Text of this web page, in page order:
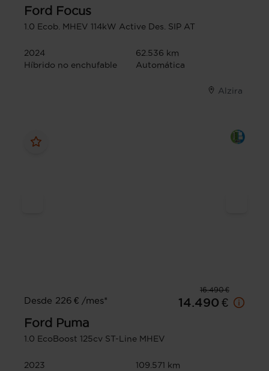
Ford Focus
1.0 Ecob. MHEV 114kW Active Des. SIP AT
2024
62.536 km
Híbrido no enchufable
Automática
Alzira
16.490 €
Desde 226 € /mes*
14.490 €
Ford Puma
1.0 EcoBoost 125cv ST-Line MHEV
2023
109.571 km